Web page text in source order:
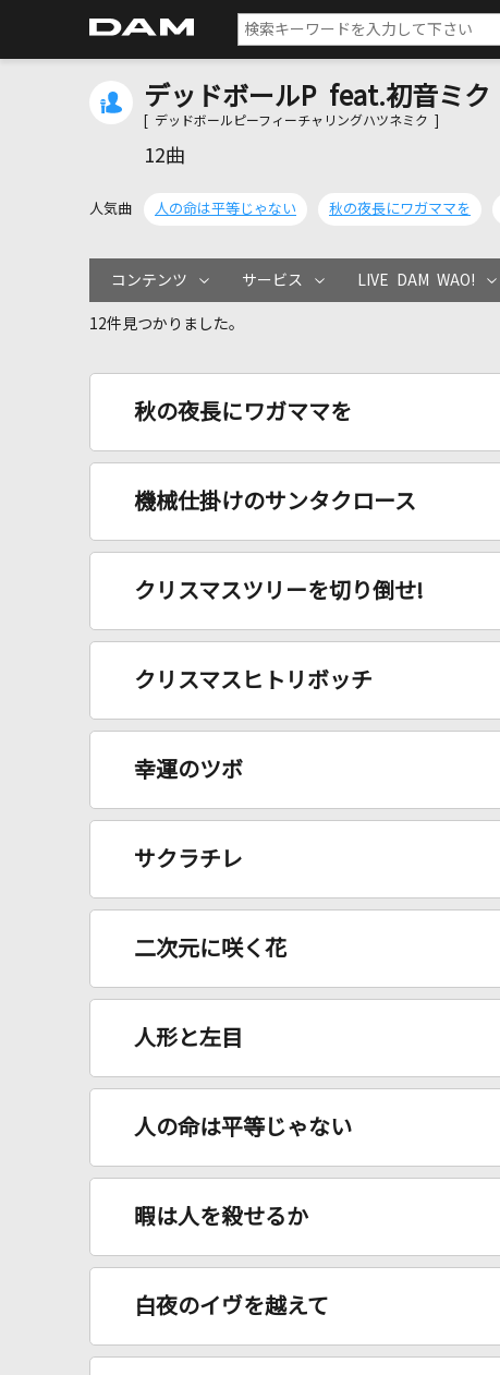
デッドボールP feat.初音ミク
[ デッドボールピーフィーチャリングハツネミク ]
12曲
人気曲 人の命は平等じゃない 秋の夜長にワガママを
コンテンツ サービス LIVE DAM WAO!
12件見つかりました。
秋の夜長にワガママを
機械仕掛けのサンタクロース
クリスマスツリーを切り倒せ!
クリスマスヒトリボッチ
幸運のツボ
サクラチレ
二次元に咲く花
人形と左目
人の命は平等じゃない
暇は人を殺せるか
白夜のイヴを越えて